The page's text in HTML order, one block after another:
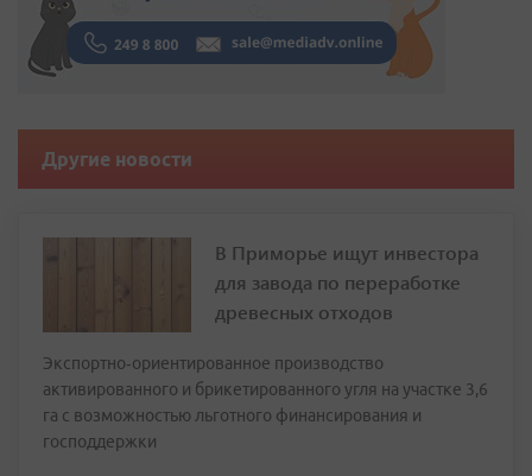
Другие новости
В Приморье ищут инвестора
для завода по переработке
древесных отходов
Экспортно‑ориентированное производство
активированного и брикетированного угля на участке 3,6
га с возможностью льготного финансирования и
господдержки